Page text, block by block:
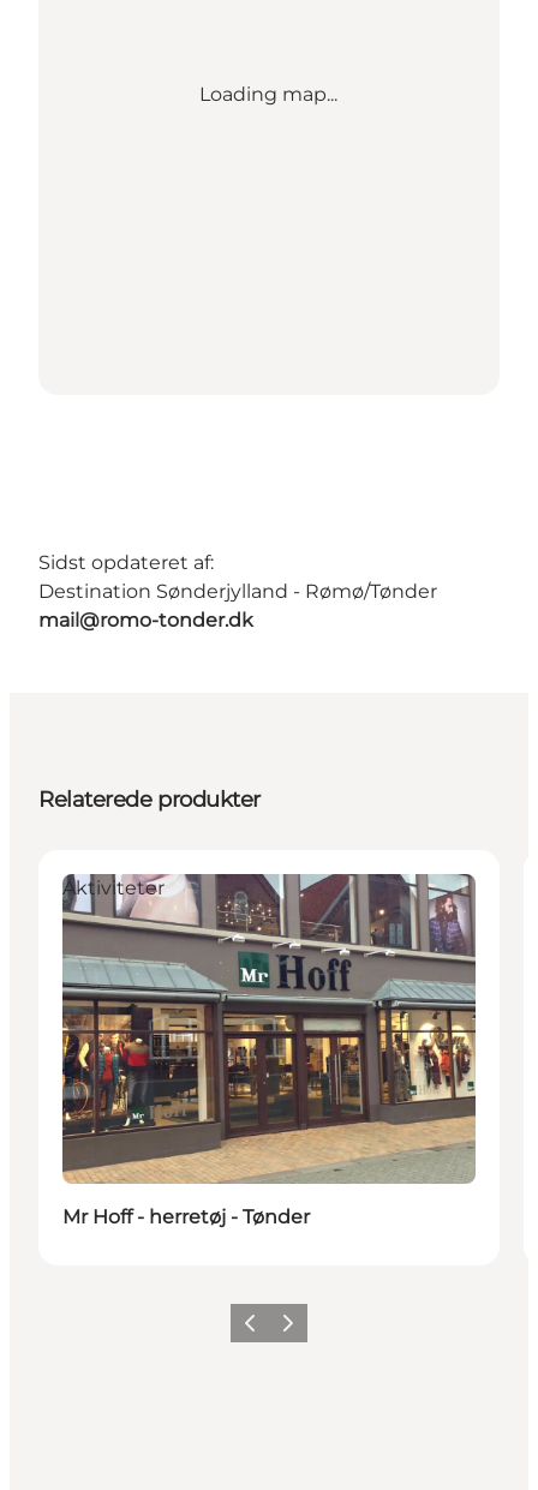
Loading map...
Sidst opdateret af:
Destination Sønderjylland - Rømø/Tønder
mail@romo-tonder.dk
Relaterede produkter
Aktiviteter
Mr Hoff - herretøj - Tønder
ForrigeNæste